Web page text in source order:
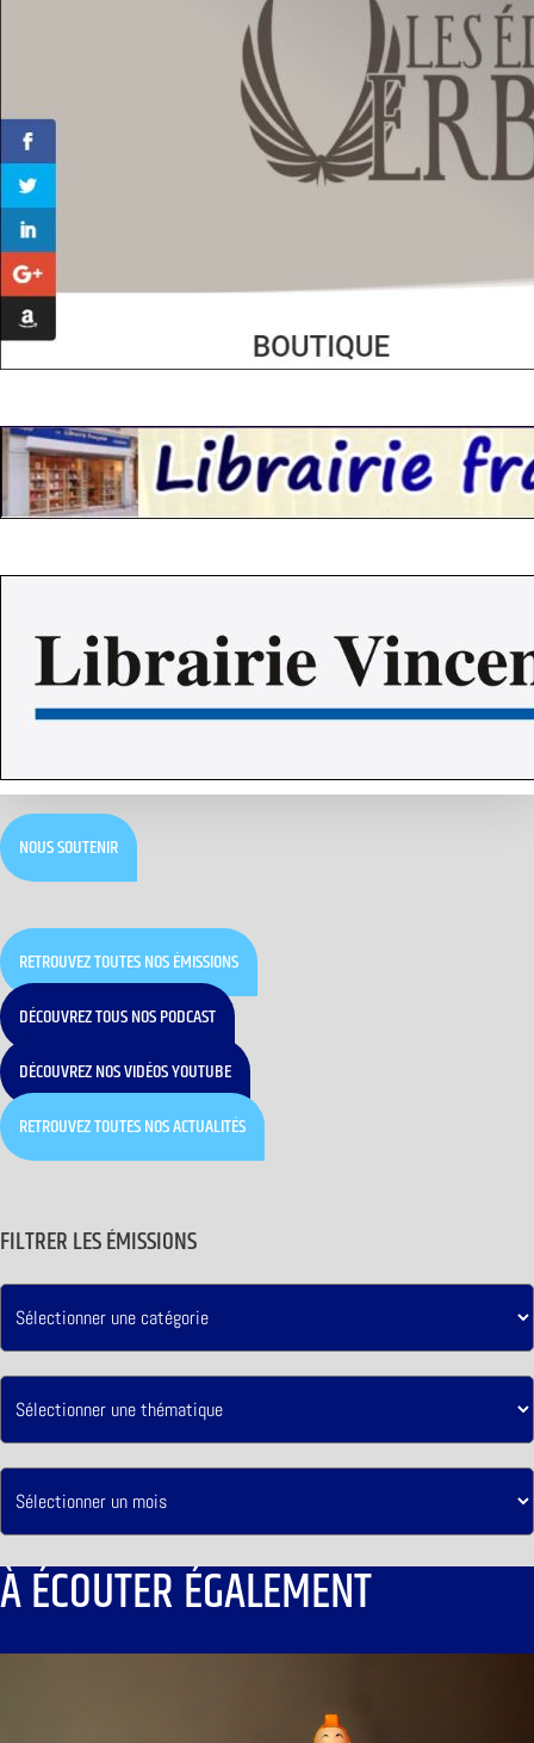
NOUS SOUTENIR
RETROUVEZ TOUTES NOS ÉMISSIONS
DÉCOUVREZ TOUS NOS PODCAST
DÉCOUVREZ NOS VIDÉOS YOUTUBE
RETROUVEZ TOUTES NOS ACTUALITÉS
FILTRER LES ÉMISSIONS
À ÉCOUTER ÉGALEMENT